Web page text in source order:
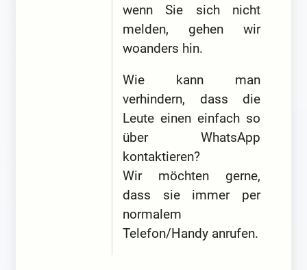
wenn Sie sich nicht
melden, gehen wir
woanders hin.
Wie kann man
verhindern, dass die
Leute einen einfach so
über WhatsApp
kontaktieren?
Wir möchten gerne,
dass sie immer per
normalem
Telefon/Handy anrufen.